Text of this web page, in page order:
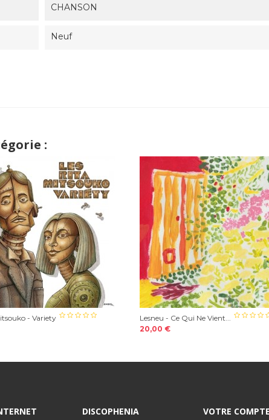
CHANSON
Neuf
:
- Variety
Lesneu - Ce Qui Ne Vient...
20,00 €
DISCOPHENIA VOTRE COMPTE